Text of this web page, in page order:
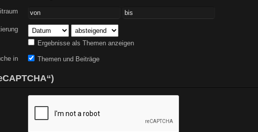
Ergebnisse als Themen anzeigen
in Themen und Beiträge